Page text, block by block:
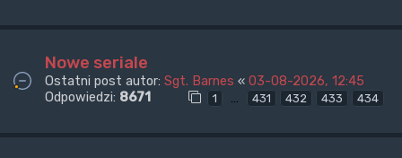
Nowe seriale
Ostatni post autor: Sgt. Barnes « 03-08-2026, 12:45
Odpowiedzi: 8671 1 … 431 432 433 434